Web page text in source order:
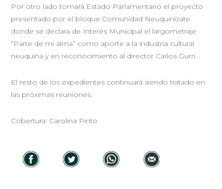
Por otro lado tomará Estado Parlamentario el proyecto
presentado por el bloque Comunidad Neuquinizate
donde se declara de Interés Municipal el largometraje
“Parte de mi alma” como aporte a la industria cultural
neuquina y en reconocimiento al director Carlos Gurri.
El resto de los expedientes continuará siendo tratado en
las próximas reuniones.
Cobertura: Carolina Pinto